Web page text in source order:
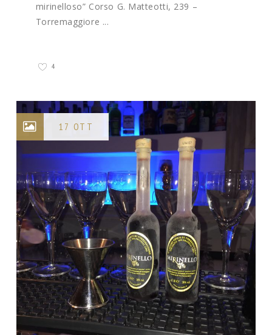
mirinelloso” Corso G. Matteotti, 239 –
Torremaggiore ...
4
17 OTT